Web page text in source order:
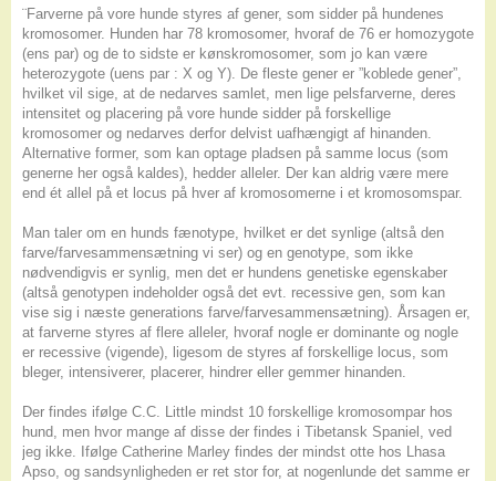
¨Farverne på vore hunde styres af gener, som sidder på hundenes
kromosomer. Hunden har 78 kromosomer, hvoraf de 76 er homozygote
(ens par) og de to sidste er kønskromosomer, som jo kan være
heterozygote (uens par : X og Y). De fleste gener er ”koblede gener”,
hvilket vil sige, at de nedarves samlet, men lige pelsfarverne, deres
intensitet og placering på vore hunde sidder på forskellige
kromosomer og nedarves derfor delvist uafhængigt af hinanden.
Alternative former, som kan optage pladsen på samme locus (som
generne her også kaldes), hedder alleler. Der kan aldrig være mere
end ét allel på et locus på hver af kromosomerne i et kromosomspar.
Man taler om en hunds fænotype, hvilket er det synlige (altså den
farve/farvesammensætning vi ser) og en genotype, som ikke
nødvendigvis er synlig, men det er hundens genetiske egenskaber
(altså genotypen indeholder også det evt. recessive gen, som kan
vise sig i næste generations farve/farvesammensætning). Årsagen er,
at farverne styres af flere alleler, hvoraf nogle er dominante og nogle
er recessive (vigende), ligesom de styres af forskellige locus, som
bleger, intensiverer, placerer, hindrer eller gemmer hinanden.
Der findes ifølge C.C. Little mindst 10 forskellige kromosompar hos
hund, men hvor mange af disse der findes i Tibetansk Spaniel, ved
jeg ikke. Ifølge Catherine Marley findes der mindst otte hos Lhasa
Apso, og sandsynligheden er ret stor for, at nogenlunde det samme er